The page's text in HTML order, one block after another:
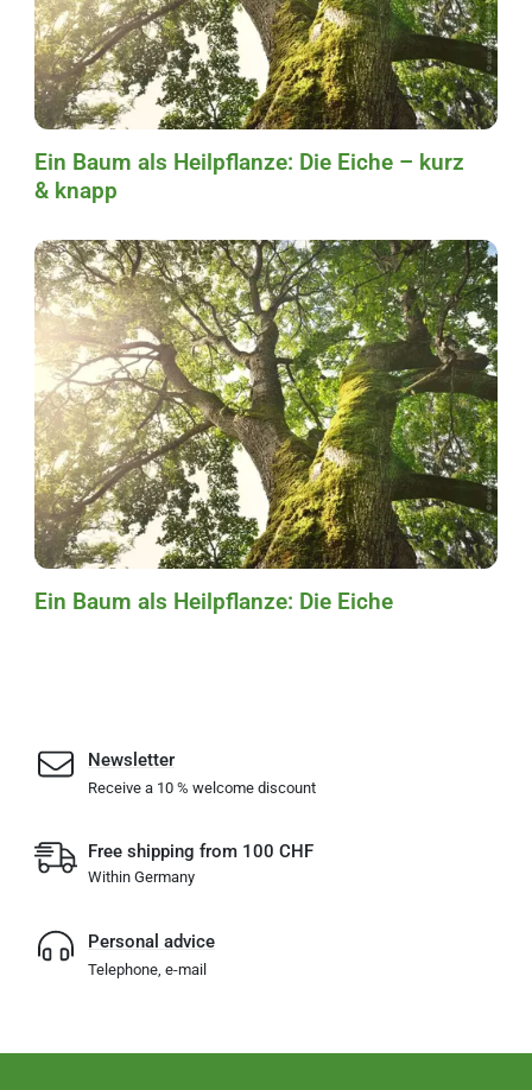
Ein Baum als Heilpflanze: Die Eiche – kurz
& knapp
Ein Baum als Heilpflanze: Die Eiche
Newsletter
Receive a 10 % welcome discount
Free shipping from 100 CHF
Within Germany
Personal advice
Telephone, e-mail